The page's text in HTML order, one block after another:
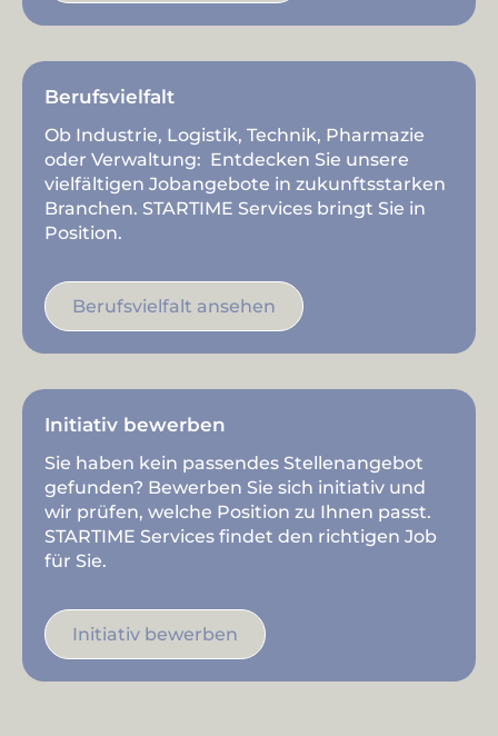
Berufsvielfalt
Ob Industrie, Logistik, Technik, Pharmazie
oder Verwaltung: Entdecken Sie unsere
vielfältigen Jobangebote in zukunftsstarken
Branchen. STARTIME Services bringt Sie in
Position.
Berufsvielfalt ansehen
Initiativ bewerben
Sie haben kein passendes Stellenangebot
gefunden? Bewerben Sie sich initiativ und
wir prüfen, welche Position zu Ihnen passt.
STARTIME Services findet den richtigen Job
für Sie.
Initiativ bewerben